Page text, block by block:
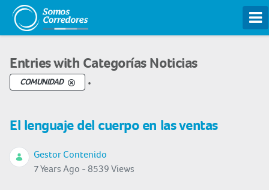
Entries with Categorías Noticias
COMUNIDAD .
El lenguaje del cuerpo en las ventas
Gestor Contenido
7 Years Ago - 8539 Views